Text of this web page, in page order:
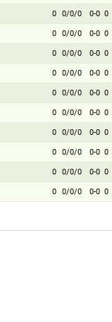
0 0/0/0 0-0 0
0 0/0/0 0-0 0
0 0/0/0 0-0 0
0 0/0/0 0-0 0
0 0/0/0 0-0 0
0 0/0/0 0-0 0
0 0/0/0 0-0 0
0 0/0/0 0-0 0
0 0/0/0 0-0 0
0 0/0/0 0-0 0